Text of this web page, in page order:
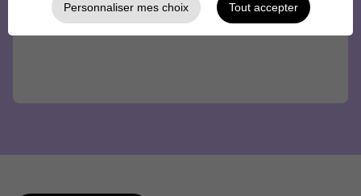
Personnaliser mes choix Tout accepter